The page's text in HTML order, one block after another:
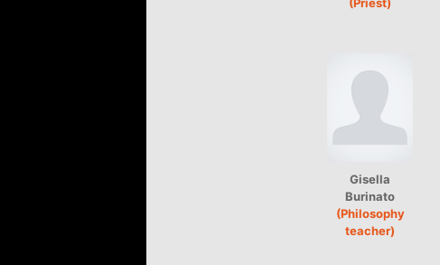
Gisella
Burinato
(Philosophy
teacher)